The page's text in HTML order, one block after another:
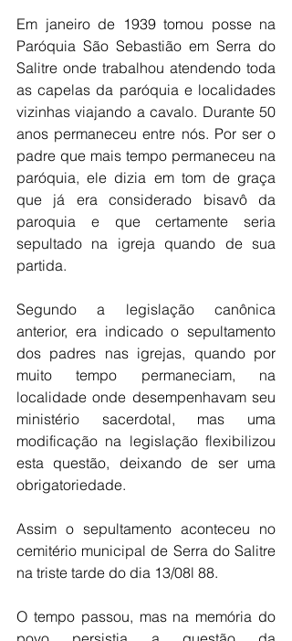
Em janeiro de 1939 tomou posse na
Paróquia São Sebastião em Serra do
Salitre onde trabalhou atendendo toda
as capelas da paróquia e localidades
vizinhas viajando a cavalo. Durante 50
anos permaneceu entre nós. Por ser o
padre que mais tempo permaneceu na
paróquia, ele dizia em tom de graça
que já era considerado bisavô da
paroquia e que certamente seria
sepultado na igreja quando de sua
partida.
Segundo a legislação canônica
anterior, era indicado o sepultamento
dos padres nas igrejas, quando por
muito tempo permaneciam, na
localidade onde desempenhavam seu
ministério sacerdotal, mas uma
modificação na legislação flexibilizou
esta questão, deixando de ser uma
obrigatoriedade.
Assim o sepultamento aconteceu no
cemitério municipal de Serra do Salitre
na triste tarde do dia 13/08l 88.
O tempo passou, mas na memória do